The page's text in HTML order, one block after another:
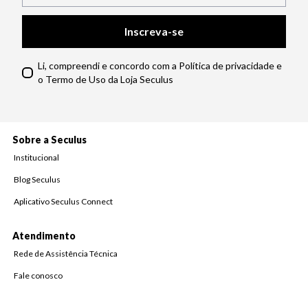
Inscreva-se
Li, compreendi e concordo com a Política de privacidade e
o Termo de Uso da Loja Seculus
Sobre a Seculus
Institucional
Blog Seculus
Aplicativo Seculus Connect
Atendimento
Rede de Assistência Técnica
Fale conosco